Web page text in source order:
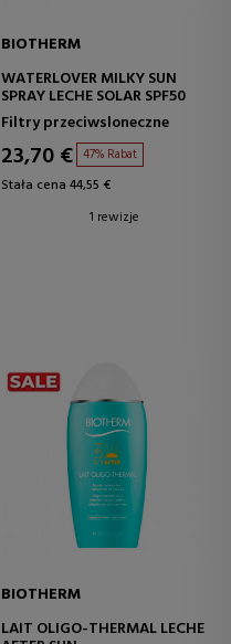
BIOTHERM
WATERLOVER MILKY SUN
SPRAY LECHE SOLAR SPF50
Filtry przeciwsloneczne
23,70 € 47% Rabat
Stała cena 44,55 €
1 rewizje
BIOTHERM
LAIT OLIGO-THERMAL LECHE